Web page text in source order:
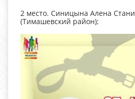
2 место. Синицына Алена
(Тимашевский район);